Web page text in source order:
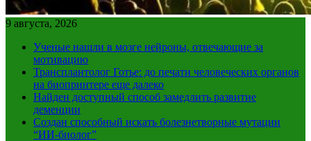
9 августа, 2026
Ученые нашли в мозге нейроны, отвечающие за
мотивацию
Трансплантолог Готье: до печати человеческих органов
на биопринтере еще далеко
Найден доступный способ замедлить развитие
деменции
Создан способный искать болезнетворные мутации
“ИИ-биолог”